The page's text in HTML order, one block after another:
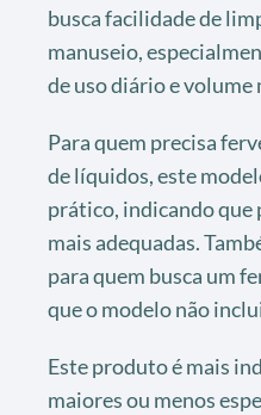
busca facilidade de
manuseio,
de uso diário e volume
Para quem precisa
de líquidos, este
prático, indicando que
mais adequadas.
para quem busca um
que o modelo não
Este produto é mais
maiores ou menos